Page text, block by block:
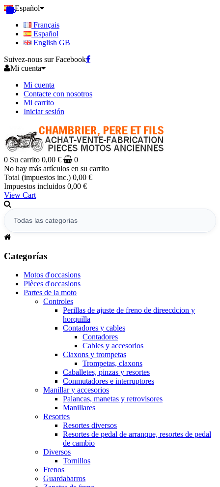
Español
Français
Español
English GB
Suivez-nous sur Facebook
Mi cuenta
Mi cuenta
Contacte con nosotros
Mi carrito
Iniciar sesión
0 Su carrito 0,00 €
0
No hay más artículos en su carrito
Total (impuestos inc.) 0,00 €
Impuestos incluidos 0,00 €
View Cart
Categorías
Motos d'occasions
Pièces d'occasions
Partes de la moto
Controles
Perillas de ajuste de freno de direecdcion y
horquilla
Contadores y cables
Contadores
Cables y accesorios
Claxons y trompetas
Trompetas, claxons
Caballetes, pinzas y resortes
Conmutadores e interruptores
Manillar y accesorios
Palancas, manetas y retrovisores
Manillares
Resortes
Resortes diversos
Resortes de pedal de arranque, resortes de pedal
de cambio
Diversos
Tornillos
Frenos
Guardabarros